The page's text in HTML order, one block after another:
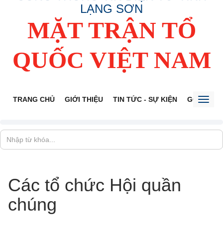
LẠNG SƠN
MẶT TRẬN TỔ
QUỐC VIỆT NAM
TRANG CHỦ GIỚI THIỆU TIN TỨC - SỰ KIỆN GÓP Ý
Các tổ chức Hội quần
chúng